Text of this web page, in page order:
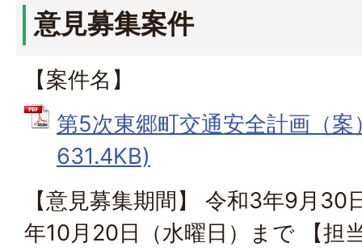
意見募集案件
【案件名】
第5次東郷町交通安全計画（
631.4KB)
【意見募集期間】 令和3年9月
年10月20日（水曜日）まで 【担